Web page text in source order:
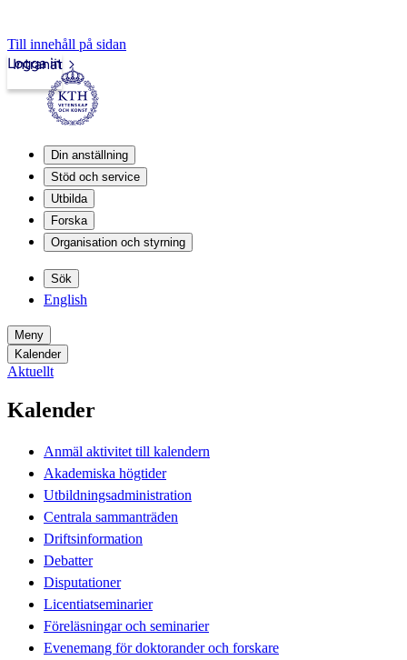
Till innehåll på sidan
Intranät
Logga in
Din anställning
Stöd och service
Utbilda
Forska
Organisation och styrning
Sök
English
Meny
Kalender
Aktuellt
Kalender
Anmäl aktivitet till kalendern
Akademiska högtider
Utbildningsadministration
Centrala sammanträden
Driftsinformation
Debatter
Disputationer
Licentiatseminarier
Föreläsningar och seminarier
Evenemang för doktorander och forskare